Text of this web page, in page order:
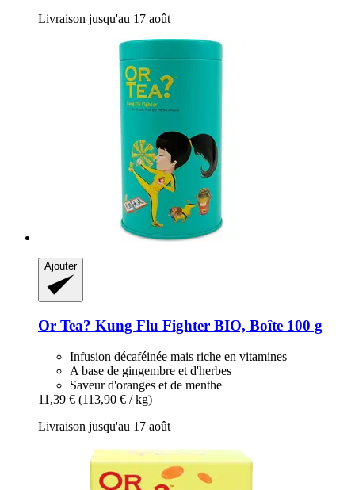
Livraison jusqu'au 17 août
Ajouter
Or Tea? Kung Flu Fighter BIO, Boîte 100 g
Infusion décaféinée mais riche en vitamines
A base de gingembre et d'herbes
Saveur d'oranges et de menthe
11,39 € (113,90 € / kg)
Livraison jusqu'au 17 août